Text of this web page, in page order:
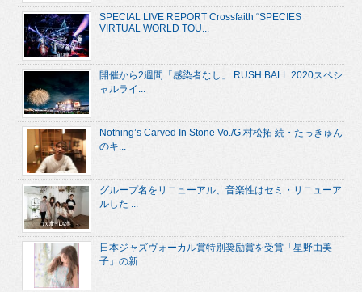
SPECIAL LIVE REPORT Crossfaith “SPECIES
VIRTUAL WORLD TOU...
開催から2週間「感染者なし」 RUSH BALL 2020スペシ
ャルライ...
Nothing’s Carved In Stone Vo./G.村松拓 続・たっきゅん
のキ...
グループ名をリニューアル、音楽性はセミ・リニューア
ルした ...
日本ジャズヴォーカル賞特別奨励賞を受賞「星野由美
子」の新...